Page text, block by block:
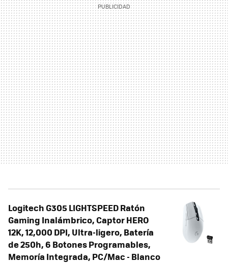
Logitech G305 LIGHTSPEED Ratón
Gaming Inalámbrico, Captor HERO
12K, 12,000 DPI, Ultra-ligero, Batería
de 250h, 6 Botones Programables,
Memoría Integrada, PC/Mac - Blanco